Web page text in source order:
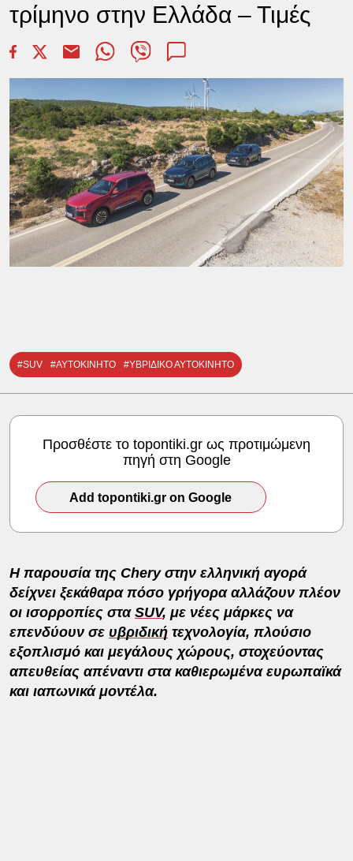
τρίμηνο στην Ελλάδα – Τιμές
#SUV #ΑΥΤΟΚΙΝΗΤΟ #ΥΒΡΙΔΙΚΟ ΑΥΤΟΚΙΝΗΤΟ
Προσθέστε το topontiki.gr ως προτιμώμενη
πηγή στη Google
Add topontiki.gr on Google
Η παρουσία της Chery στην ελληνική αγορά
δείχνει ξεκάθαρα πόσο γρήγορα αλλάζουν πλέον
οι ισορροπίες στα SUV, με νέες μάρκες να
επενδύουν σε υβριδικήτεχνολογία, πλούσιο
εξοπλισμό και μεγάλους χώρους, στοχεύοντας
απευθείας απέναντι στα καθιερωμένα ευρωπαϊκά
και ιαπωνικά μοντέλα.